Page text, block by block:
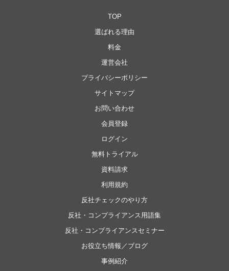
TOP
選ばれる理由
料金
運営会社
プライバシーポリシー
サイトマップ
お問い合わせ
会員登録
ログイン
無料トライアル
資料請求
利用規約
反社チェックのやり方
反社・コンプライアンス用語集
反社・コンプライアンスセミナー
お役立ち情報／ブログ
事例紹介